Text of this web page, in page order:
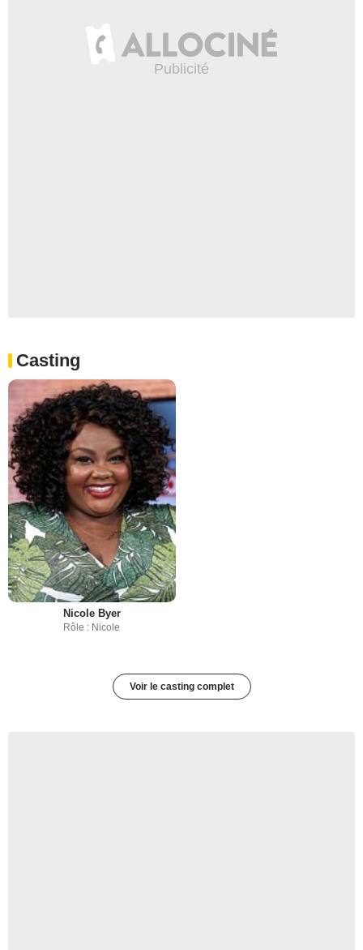
Casting
Nicole Byer
Rôle : Nicole
Voir le casting complet